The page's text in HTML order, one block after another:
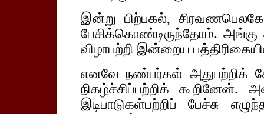
இன்று பிற்பகல்,
பேசிக்கொண்டிருந்தோம்.
விழாபற்றி இன்றைய
எனவே நண்பர்கள் அதுபற்றிக்
நிகழ்ச்சிப்பற்றிக்
இடிபாடுகள்பற்றிப் பேச்சு